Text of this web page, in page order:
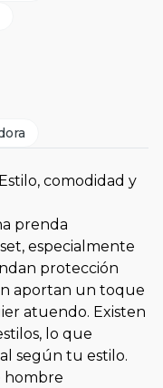
comodidad y
prenda
especialmente
protección
aportan un toque
atuendo. Existen
lo que
según tu estilo.
hombre